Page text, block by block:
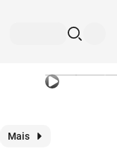
Mais